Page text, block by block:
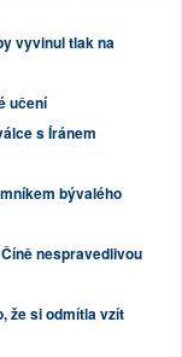
vyvinul tlak na
učení
s Íránem
bývalého
nespravedlivou
že si odmítla vzít